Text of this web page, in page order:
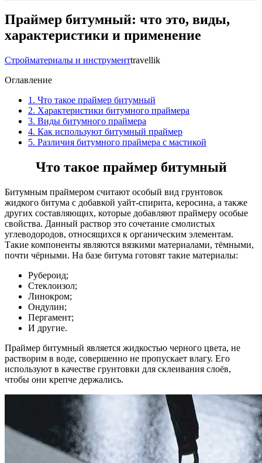
Праймер битумный: что это, виды,
характеристики и применение
Стройматериалы и инструментtravellik
Оглавление
1. Что такое праймер битумный
2. Характеристики битумного праймера
3. Виды битумного праймера
4. Как используют битумный праймер
5. Различия битумного праймера с мастикой
Что такое праймер битумный
Битумным праймером считают особый вид грунтовок
жидкого битума с добавкой уайт-спирита, керосина, а также
других составляющих, которые добавляют праймеру особые
свойства. Данный раствор это сочетание смолистых
углеводородов, относящихся к органическим элементам.
Такие компоненты являются вязкими материалами, тёмными,
почти чёрными. На базе битума готовят такие материалы:
Рубероид;
Стеклоизол;
Линокром;
Ондулин;
Пергамент;
И другие.
Праймер битумный является жидкостью черного цвета, не
растворим в воде, совершенно не пропускает влагу. Его
используют в качестве грунтовки для склеивания слоёв,
чтобы они крепче держались.